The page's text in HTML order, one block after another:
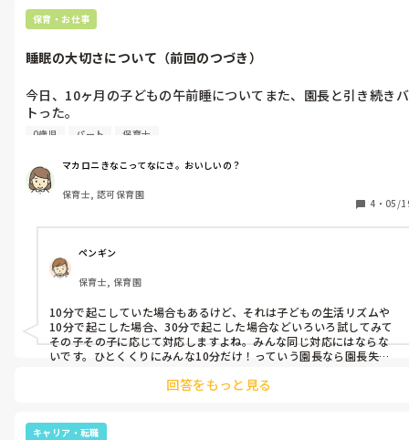
仕方とかコミュニケーションとってって事は6日経って答え出さ
んといて。
あと、そんなコミュニケーション取ることだって当たり前のこと
そこじゃないんよ。保育の質の話をしたかったのに園長に伝わら
ず…。主体性の話とか指針の話とかも踏まえてしたのに、身の回
りの事ができるようにならないあかんから！って当たり前の事と
もう諦め。辞めなければ。
もうわからないなら保育について語らないで…。
気がする。
もちろん、保護者に子育て目線で寄り添う場面はあったが。
子育て=保育
保育士として子どもと関わりながら発達を捉えて個々に寄り添った
育ちの支えになっていくんだよね。
なんかもう、
先生が何を言ってるのかも。
知識を得ようとしないし、分からないことが分からない、みたいな
感じなのかもしれない。
人って、学ぼうとしない限り成長も止まるからね。
もはや話がごっちゃごちゃ。
何が言いたいのかわからない。
勤務時間短いことで他の先生に話すことに何をつなげたいのか？
よかったね？
宇宙人👽、なのかもしれない。
それか単なるめんどくさがり。
甥や姪は、所詮、甥や姪。他人。笑
子育ては本人はしていない。
なので、何の話をしてるのか、ねらいすらわからない。笑
無知、なのかもしれませんね。
保育・お仕事
睡眠の大切さについて（前回のつづき）
今日、10ヶ月の子どもの午前睡についてまた、園長と引き続きバ
トった。
またわけわからんこといいよるから、なんで10分しか寝かさない
んですか？ってもう一回聞いた。
黙り込んでたから、休息と睡眠は別で考えてあげてもいいので
は？お昼寝も午前睡も寝ていることには変わりないけど、脳と体
を休める時間じゃないんですか？って確認した。
そしたら、前の園の話とかされても、うちはウチのやり方がある
し、ここの保育のやり方を否定されてるみたいで困るんやけどっ
て言われて、論点ずれててわけわからんくなった……。
意味わからんすぎて、指針に沿って話しただけですけど、そうで
すね。それやったら、私も自分に合う職場で働いた方がいいです
ねって伝えたけど…。
0歳児 パート 保育士
マカロニきなこってなにさ。おいしいの？
保育士, 認可保育園
4 ・ 05/
ペンギン
保育士, 保育園
10分で起こしていた場合もあるけど、それは子どもの生活リズムや
10分で起こした場合、30分で起こした場合などいろいろ試してみて
その子その子に応じて対応しますよね。みんな同じ対応にはならな
いです。ひとくくりにみんな10分だけ！っていう園長なら園長失格
回答をもっと見る
キャリア・転職